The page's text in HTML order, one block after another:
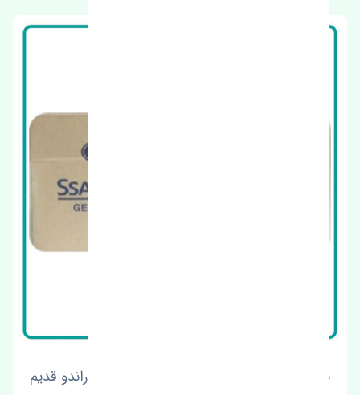
شیلنگ فشار قوی هیدرولیک سانگ یانگ کوراندو قدیم